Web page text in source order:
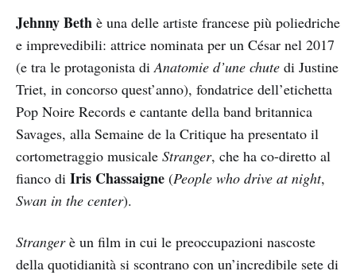
Jehnny Beth è una delle artiste francese più poliedriche
e imprevedibili: attrice nominata per un César nel 2017
(e tra le protagonista diAnatomie d’une chute di Justine
Triet, in concorso quest’anno), fondatrice dell’etichetta
Pop Noire Records e cantante della band britannica
Savages, alla Semaine de la Critique ha presentato il
cortometraggio musicale Stranger, che ha co-diretto al
fianco di Iris Chassaigne (People who drive at night,
Swan in the center).
Strangerè un film in cui le preoccupazioni nascoste
della quotidianità si scontrano con un’incredibile sete di